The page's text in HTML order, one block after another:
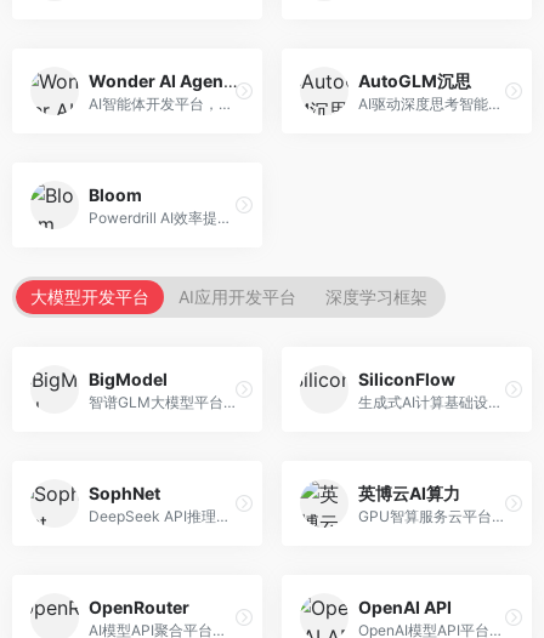
Wonder AI Agents
AI智能体开发平台，专注于低代码智能体创建。面向开发者，提供可视化开发、模板库、部署服务等功能，开发门槛低。
AutoGLM沉思
AI驱动深度思考智能体，专注于复杂推理任务。面向高级用户，提供深度分析、逻辑推理、决策支持等服务，推理能力强。
Bloom
Powerdrill AI效率提升平台，专注于企业智能化。面向企业用户，提供智能体创建、流程自动化、数据分析等服务，企业效率提升显著。
大模型开发平台 AI应用开发平台 深度学习框架
BigModel
智谱GLM大模型平台，提供API调用与模型服务。面向开发者和企业用户，提供GLM系列模型API、微调服务、应用开发工具等，开源生态完善。
SiliconFlow
生成式AI计算基础设施平台，专注于模型推理服务。面向开发者和企业，提供多模型API、高性能推理、成本优化等服务，推理性价比高。
SophNet
DeepSeek API推理平台，专注于DeepSeek模型服务。面向开发者，提供DeepSeek模型API、高性能推理、低成本服务，推理效率高。
英博云AI算力
GPU智算服务云平台，专注于AI算力租赁。面向AI研究者和企业，提供GPU租赁、模型训练、推理服务等，算力资源丰富。
OpenRouter
AI模型API聚合平台，整合多种主流大模型。面向开发者，提供统一API接口、模型对比、成本优化等服务，模型选择灵活。
OpenAI API
OpenAI模型API平台，提供GPT系列模型服务。面向开发者，提供模型API、微调服务、Assistants API等，是AI开发领域的基础设施。